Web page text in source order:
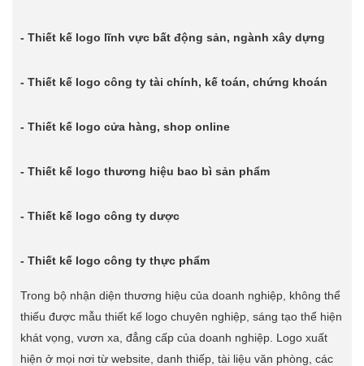
- Thiết kế logo lĩnh vực bất động sản, ngành xây dựng
- Thiết kế logo công ty tài chính, kế toán, chứng khoán
- Thiết kế logo cửa hàng, shop online
- Thiết kế logo thương hiệu bao bì sản phẩm
- Thiết kế logo công ty dược
- Thiết kế logo công ty thực phẩm
Trong bộ nhận diện thương hiệu của doanh nghiệp, không thể
thiếu được mẫu thiết kế logo chuyên nghiệp, sáng tạo thể hiện
khát vọng, vươn xa, đẳng cấp của doanh nghiệp. Logo xuất
hiện ở mọi nơi từ website, danh thiếp, tài liệu văn phòng, các